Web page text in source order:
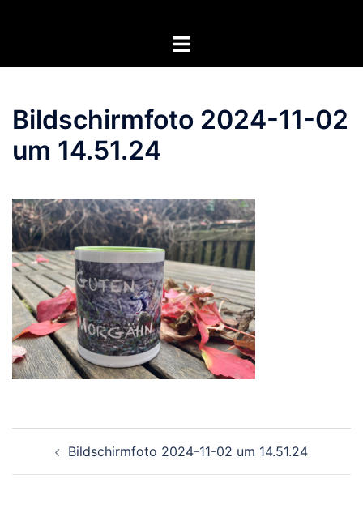
Menü
Bildschirmfoto 2024-11-02
um 14.51.24
Bildschirmfoto 2024-11-02 um 14.51.24